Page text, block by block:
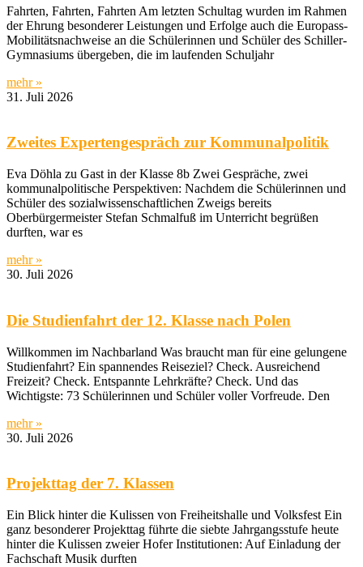
Fahrten, Fahrten, Fahrten Am letzten Schultag wurden im Rahmen
der Ehrung besonderer Leistungen und Erfolge auch die Europass-
Mobilitätsnachweise an die Schülerinnen und Schüler des Schiller-
Gymnasiums übergeben, die im laufenden Schuljahr
mehr »
31. Juli 2026
Zweites Expertengespräch zur Kommunalpolitik
Eva Döhla zu Gast in der Klasse 8b Zwei Gespräche, zwei
kommunalpolitische Perspektiven: Nachdem die Schülerinnen und
Schüler des sozialwissenschaftlichen Zweigs bereits
Oberbürgermeister Stefan Schmalfuß im Unterricht begrüßen
durften, war es
mehr »
30. Juli 2026
Die Studienfahrt der 12. Klasse nach Polen
Willkommen im Nachbarland Was braucht man für eine gelungene
Studienfahrt? Ein spannendes Reiseziel? Check. Ausreichend
Freizeit? Check. Entspannte Lehrkräfte? Check. Und das
Wichtigste: 73 Schülerinnen und Schüler voller Vorfreude. Den
mehr »
30. Juli 2026
Projekttag der 7. Klassen
Ein Blick hinter die Kulissen von Freiheitshalle und Volksfest Ein
ganz besonderer Projekttag führte die siebte Jahrgangsstufe heute
hinter die Kulissen zweier Hofer Institutionen: Auf Einladung der
Fachschaft Musik durften